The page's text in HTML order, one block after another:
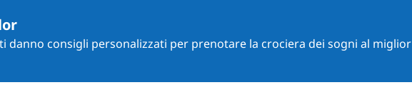
danno consigli personalizzati per prenotare la crociera dei sogni al miglior